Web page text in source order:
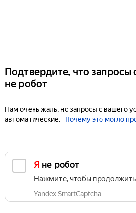
Подтвердите, что запросы
не робот
Нам очень жаль, но запросы с вашего
автоматические.
Почему это могло
Я не робот
Нажмите, чтобы продолжить
Yandex SmartCaptcha